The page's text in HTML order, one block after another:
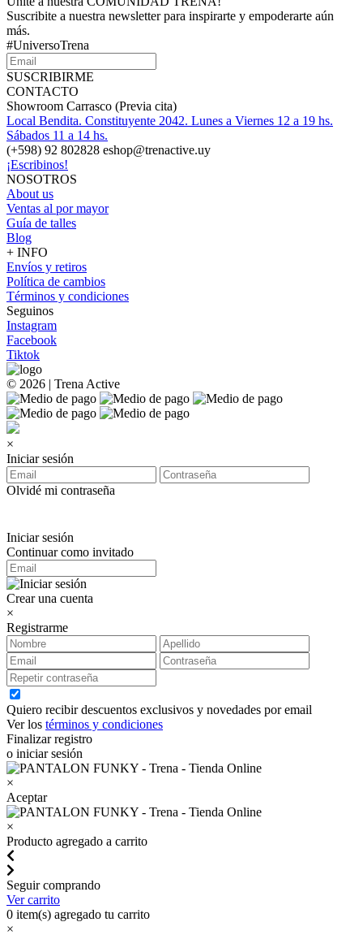
Suscribite a nuestra newsletter para inspirarte y empoderarte aún
más.
#UniversoTrena
SUSCRIBIRME
CONTACTO
Showroom Carrasco (Previa cita)
Local Bendita. Constituyente 2042. Lunes a Viernes 12 a 19 hs.
Sábados 11 a 14 hs.
(+598) 92 802828 eshop@trenactive.uy
¡Escribinos!
NOSOTROS
About us
Ventas al por mayor
Guía de talles
Blog
+ INFO
Envíos y retiros
Política de cambios
Términos y condiciones
Seguinos
Instagram
Facebook
Tiktok
© 2026 | Trena Active
×
Iniciar sesión
Olvidé mi contraseña
Iniciar sesión
Continuar como invitado
Crear una cuenta
×
Registrarme
Quiero recibir descuentos exclusivos y novedades por email
Ver los términos y condiciones
Finalizar registro
o iniciar sesión
×
Aceptar
×
Producto agregado a carrito
Seguir comprando
Ver carrito
0 item(s) agregado tu carrito
×